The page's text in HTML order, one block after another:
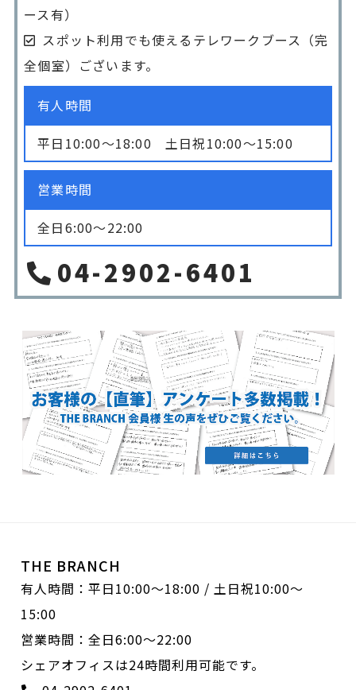
ース有）
スポット利用でも使えるテレワークブース（完
全個室）ございます。
有人時間
平日10:00〜18:00 土日祝10:00〜15:00
営業時間
全日6:00〜22:00
04-2902-6401
THE BRANCH
有人時間：平日10:00〜18:00 / 土日祝10:00〜
15:00
営業時間：全日6:00〜22:00
シェアオフィスは24時間利用可能です。